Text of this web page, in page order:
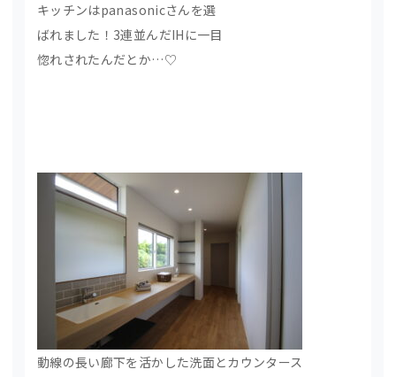
キッチンはpanasonicさんを選
ばれました！3連並んだIHに一目
惚れされたんだとか…♡
動線の長い廊下を活かした洗面とカウンタース